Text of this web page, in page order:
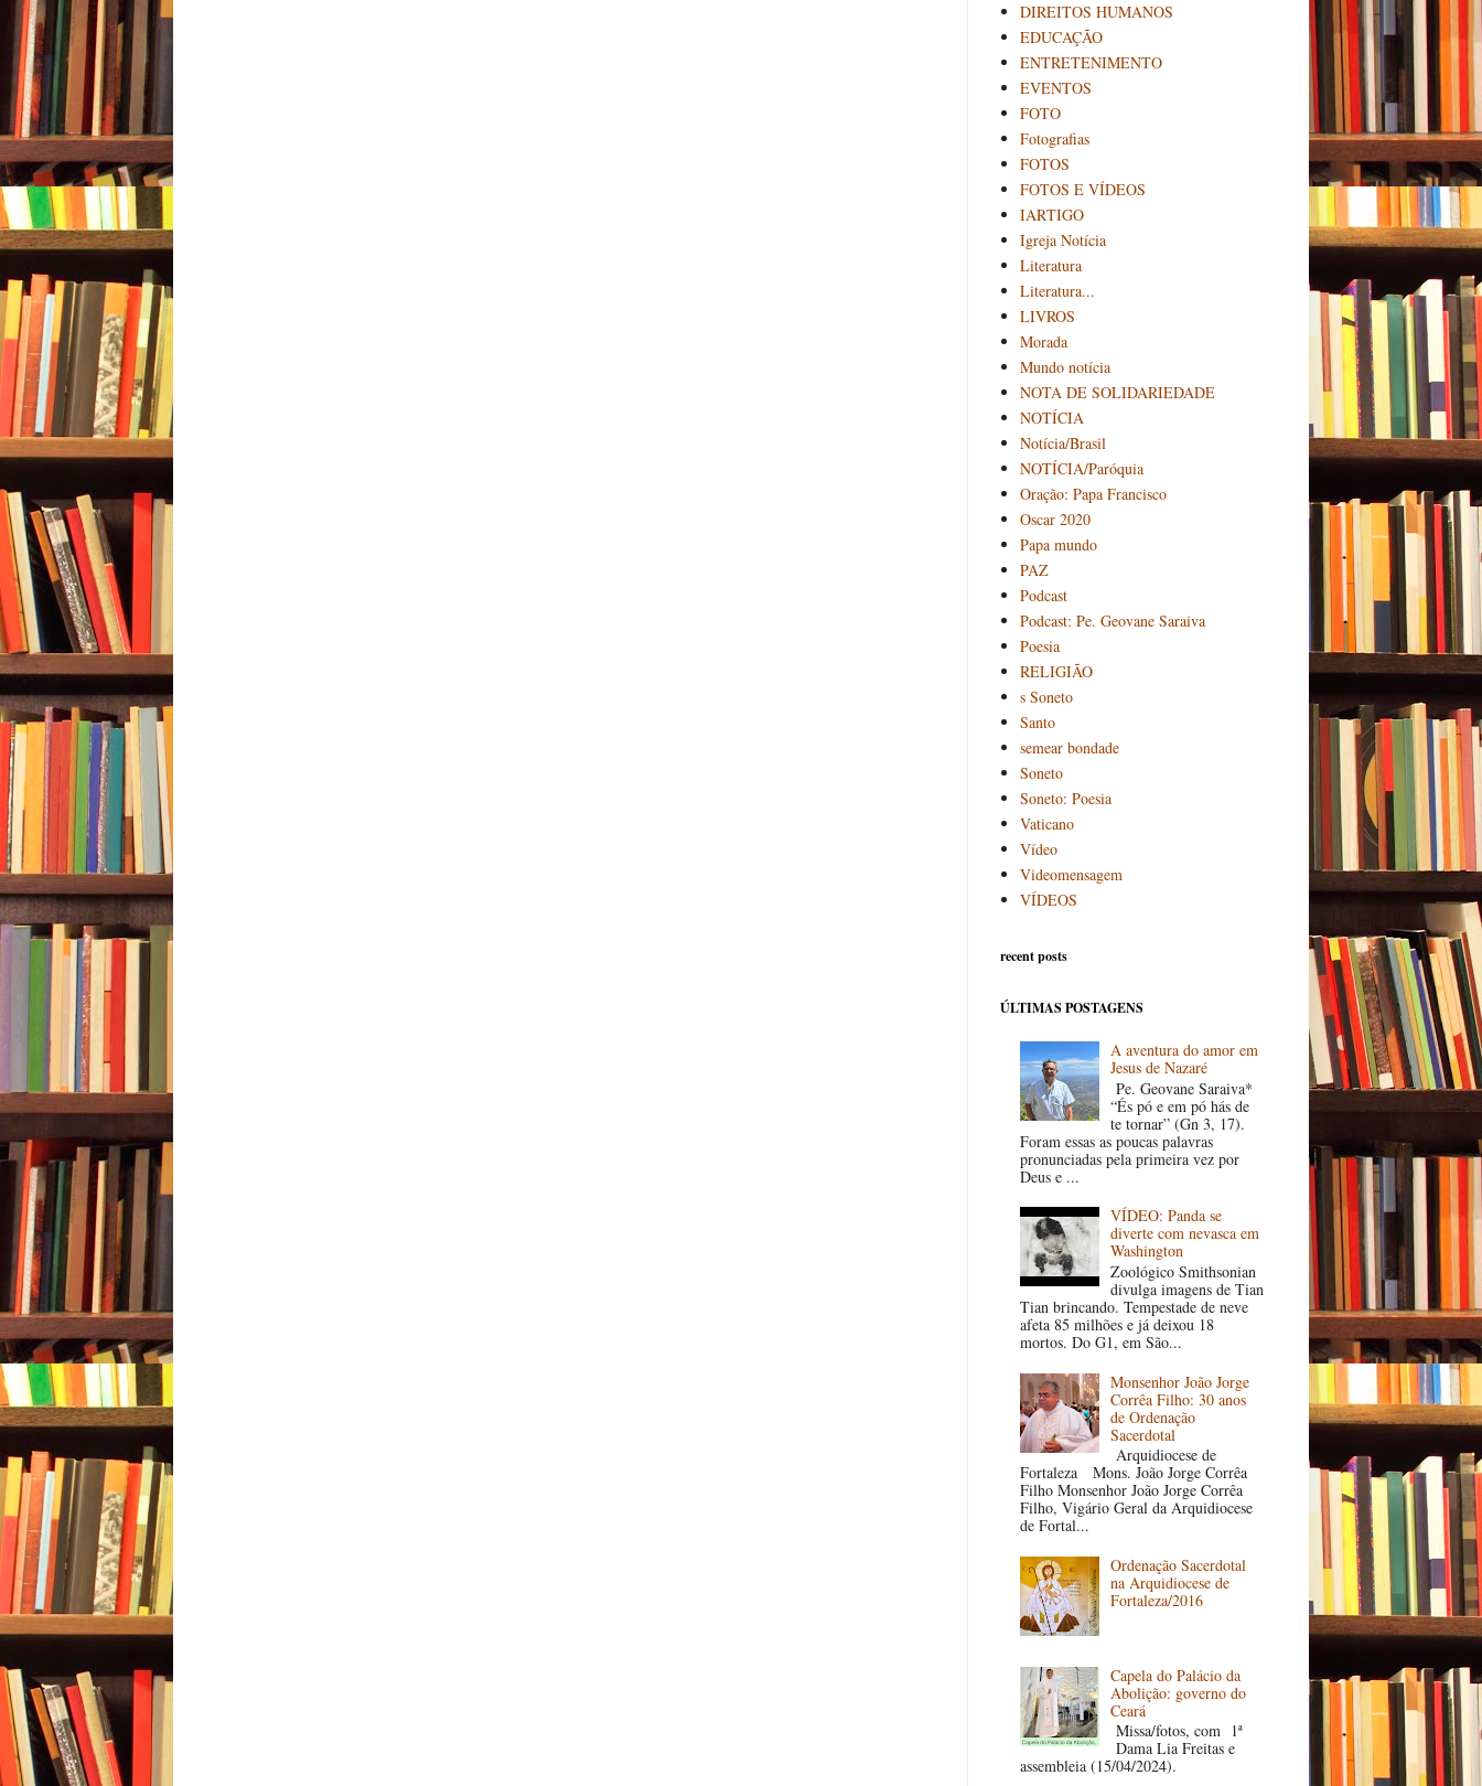
DIREITOS HUMANOS
EDUCAÇÃO
ENTRETENIMENTO
EVENTOS
FOTO
Fotografias
FOTOS
FOTOS E VÍDEOS
IARTIGO
Igreja Notícia
Literatura
Literatura...
LIVROS
Morada
Mundo notícia
NOTA DE SOLIDARIEDADE
NOTÍCIA
Notícia/Brasil
NOTÍCIA/Paróquia
Oração: Papa Francisco
Oscar 2020
Papa mundo
PAZ
Podcast
Podcast: Pe. Geovane Saraiva
Poesia
RELIGIÃO
s Soneto
Santo
semear bondade
Soneto
Soneto: Poesia
Vaticano
Vídeo
Videomensagem
VÍDEOS
recent posts
ÚLTIMAS POSTAGENS
A aventura do amor em
Jesus de Nazaré
Pe. Geovane Saraiva*
“És pó e em pó hás de
te tornar” (Gn 3, 17).
Foram essas as poucas palavras
pronunciadas pela primeira vez por
Deus e ...
VÍDEO: Panda se
diverte com nevasca em
Washington
Zoológico Smithsonian
divulga imagens de Tian
Tian brincando. Tempestade de neve
afeta 85 milhões e já deixou 18
mortos. Do G1, em São...
Monsenhor João Jorge
Corrêa Filho: 30 anos
de Ordenação
Sacerdotal
Arquidiocese de
Fortaleza Mons. João Jorge Corrêa
Filho Monsenhor João Jorge Corrêa
Filho, Vigário Geral da Arquidiocese
de Fortal...
Ordenação Sacerdotal
na Arquidiocese de
Fortaleza/2016
Capela do Palácio da
Abolição: governo do
Ceará
Missa/fotos, com 1ª
Dama Lia Freitas e
assembleia (15/04/2024).